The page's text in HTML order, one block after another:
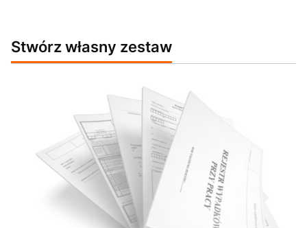
Stwórz własny zestaw